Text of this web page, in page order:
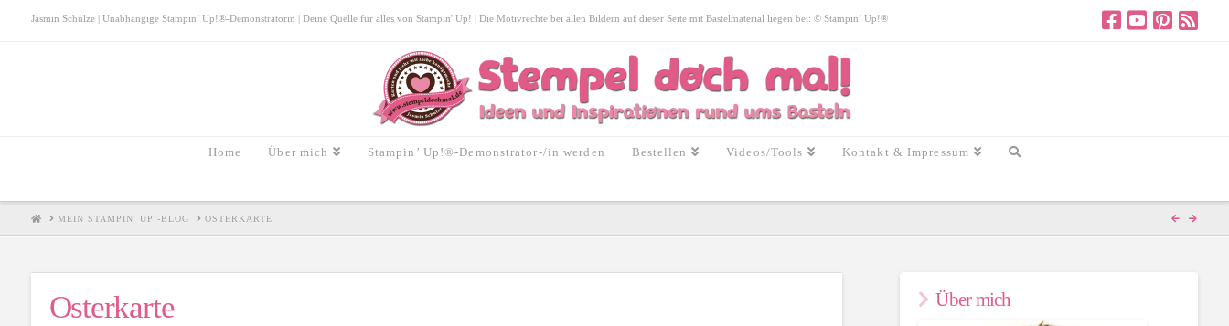
Jasmin Schulze | Unabhängige Stampin’ Up!®-Demonstratorin | Deine Quelle für alles von Stampin' Up! | Die Motivrechte bei allen Bildern auf dieser Seite mit Bastelmaterial liegen bei: © Stampin’ Up!®
Home Über mich Stampin’ Up!®-Demonstrator-/in werden Bestellen Videos/Tools Kontakt & Impressum
HOMEMEIN STAMPIN' UP!-BLOG OSTERKARTE
Osterkarte Über mich